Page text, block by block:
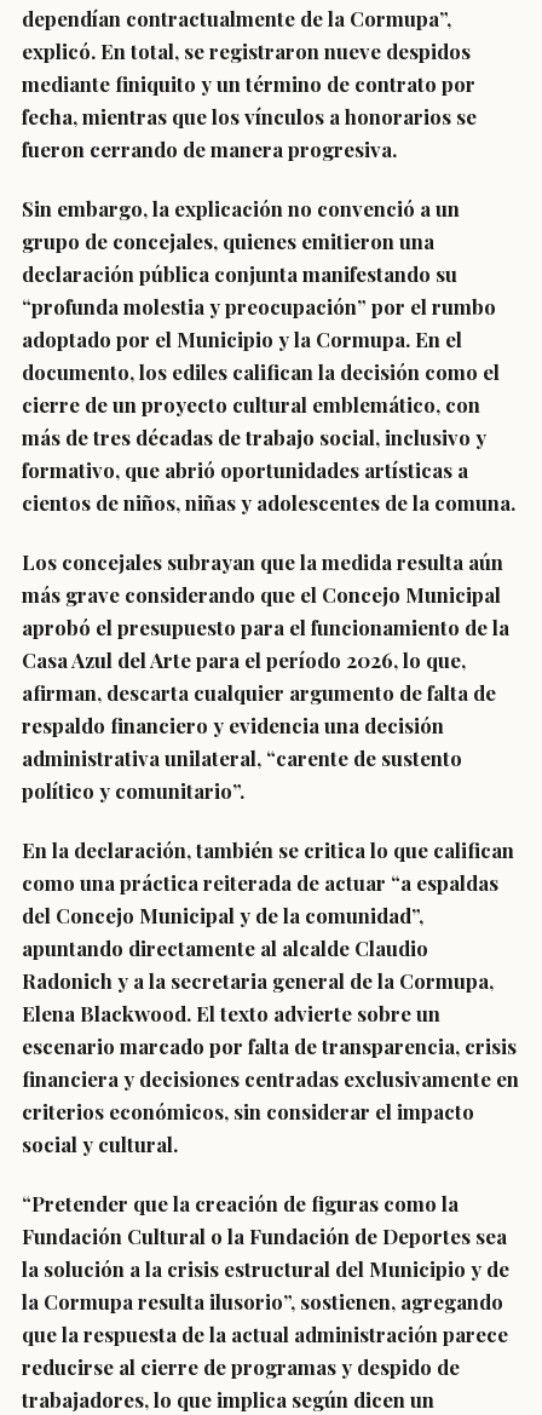
dependían contractualmente de la Cormupa”,
explicó. En total, se registraron nueve despidos
mediante finiquito y un término de contrato por
fecha, mientras que los vínculos a honorarios se
fueron cerrando de manera progresiva.
Sin embargo, la explicación no convenció a un
grupo de concejales, quienes emitieron una
declaración pública conjunta manifestando su
“profunda molestia y preocupación” por el rumbo
adoptado por el Municipio y la Cormupa. En el
documento, los ediles califican la decisión como el
cierre de un proyecto cultural emblemático, con
más de tres décadas de trabajo social, inclusivo y
formativo, que abrió oportunidades artísticas a
cientos de niños, niñas y adolescentes de la comuna.
Los concejales subrayan que la medida resulta aún
más grave considerando que el Concejo Municipal
aprobó el presupuesto para el funcionamiento de la
Casa Azul del Arte para el período 2026, lo que,
afirman, descarta cualquier argumento de falta de
respaldo financiero y evidencia una decisión
administrativa unilateral, “carente de sustento
político y comunitario”.
En la declaración, también se critica lo que califican
como una práctica reiterada de actuar “a espaldas
del Concejo Municipal y de la comunidad”,
apuntando directamente al alcalde Claudio
Radonich y a la secretaria general de la Cormupa,
Elena Blackwood. El texto advierte sobre un
escenario marcado por falta de transparencia, crisis
financiera y decisiones centradas exclusivamente en
criterios económicos, sin considerar el impacto
social y cultural.
“Pretender que la creación de figuras como la
Fundación Cultural o la Fundación de Deportes sea
la solución a la crisis estructural del Municipio y de
la Cormupa resulta ilusorio”, sostienen, agregando
que la respuesta de la actual administración parece
reducirse al cierre de programas y despido de
trabajadores, lo que implica según dicen un